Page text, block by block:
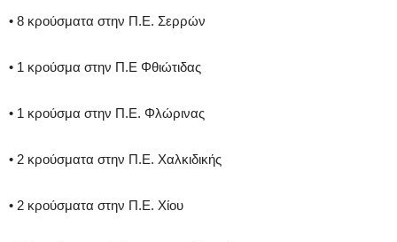
• 8 κρούσματα στην Π.Ε. Σερρών
• 1 κρούσμα στην Π.Ε Φθιώτιδας
• 1 κρούσμα στην Π.Ε. Φλώρινας
• 2 κρούσματα στην Π.Ε. Χαλκιδικής
• 2 κρούσματα στην Π.Ε. Χίου